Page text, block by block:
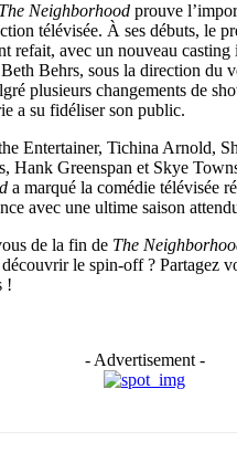
The Neighborhood prouve
télévisée. À ses débuts, le
refait, avec un nouveau
Behrs, sous la direction du
plusieurs changements de
a su fidéliser son public.
Entertainer, Tichina Arnold,
Hank Greenspan et Skye
a marqué la comédie télévisée
avec une ultime saison
de la fin de The
le spin-off ? Partagez
!
- Advertisement -